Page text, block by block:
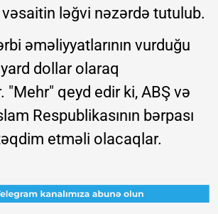
ləğvi nəzərdə tutulub.
əməliyyatlarının vurduğu
dollar olaraq
"Mehr" qeyd edir ki, ABŞ və
Respublikasının bərpası
etməli olacaqlar.